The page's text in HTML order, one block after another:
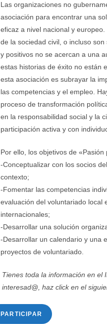
Las organizaciones no
asociación para encontrar una
eficaz a nivel nacional y
de la sociedad civil, o incluso
y positivos no se acercan a una
estas historias de éxito no están
esta asociación es subrayar la
las competencias y el empleo.
proceso de transformación
en la responsabilidad social y la
participación activa y con
Por ello, los objetivos de
-Conceptualizar con los socios
contexto;
-Fomentar las competencias
evaluación del voluntariado local
internacionales;
-Desarrollar una solución
-Desarrollar un calendario y una
proyectos de voluntariado.
Tienes toda la información en el
interesad@, haz click en el
PARTICIPAR